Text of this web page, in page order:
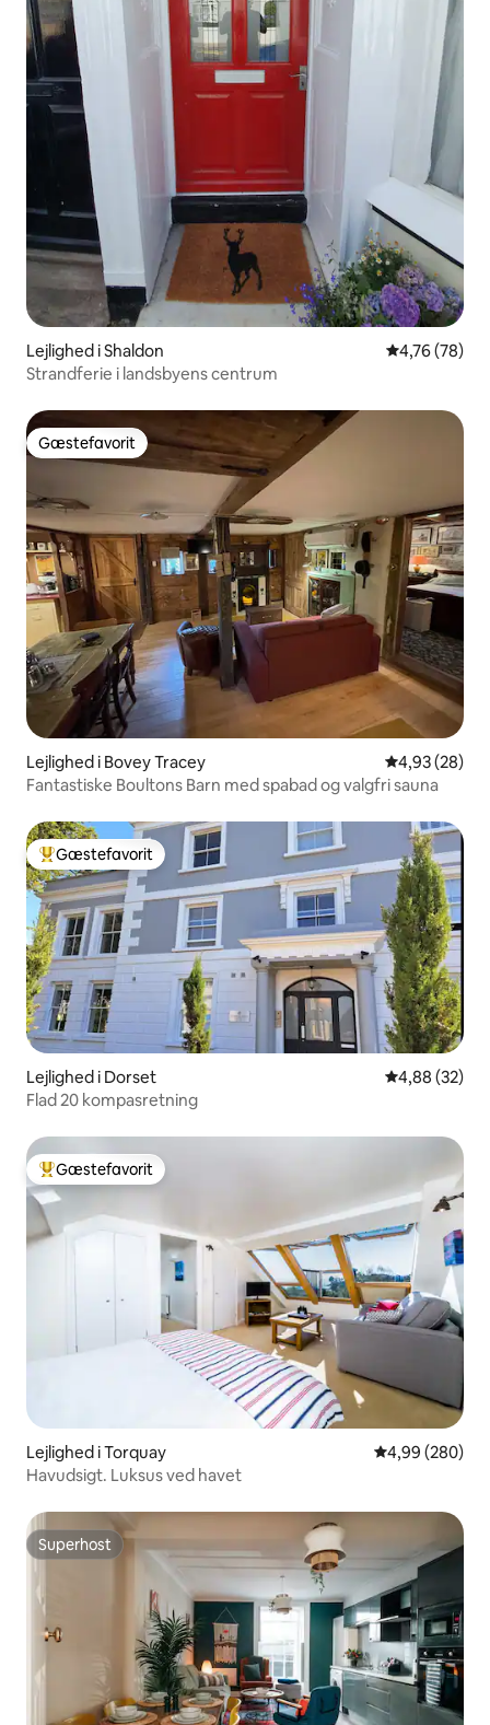
Lejlighed i Shaldon 4,76 ud af 5 i
4,76 (78)
Strandferie i landsbyens centrum
Gæstefavorit
Gæstefavorit
Lejlighed i Bovey Tracey 4,93 ud af 5 i
4,93 (28)
Fantastiske Boultons Barn med spabad og valgfri sauna
Bedste gæstefavorit
Gæstefavorit
Lejlighed i Dorset 4,88 ud af 5 i
4,88 (32)
Flad 20 kompasretning
Bedste gæstefavorit
Gæstefavorit
Lejlighed i Torquay 4,99 ud af 5 i
4,99 (280)
Havudsigt. Luksus ved havet
Superhost
Superhost